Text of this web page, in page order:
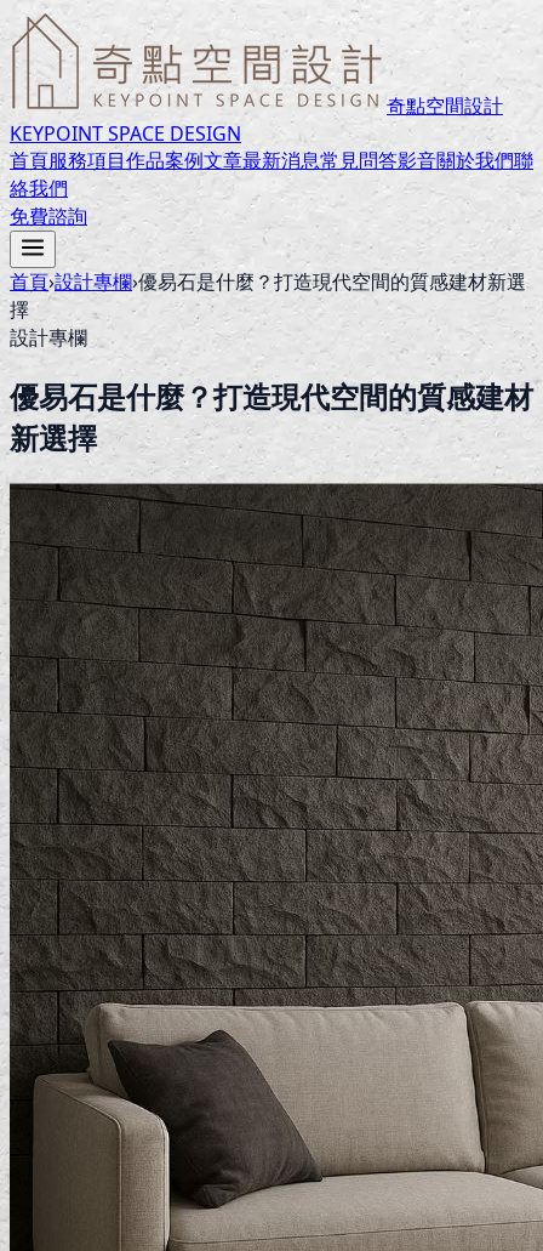
奇點空間設計
KEYPOINT SPACE DESIGN
首頁服務項目作品案例文章最新消息常見問答影音關於我們聯
絡我們
免費諮詢
首頁›設計專欄›優易石是什麼？打造現代空間的質感建材新選
擇
設計專欄
優易石是什麼？打造現代空間的質感建材
新選擇